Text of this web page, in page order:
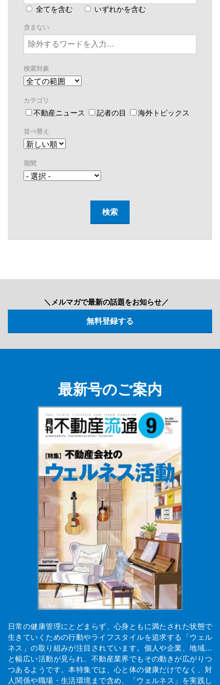
全てを含む いずれかを含む
含まない
検索対象
カテゴリ
不動産ニュース 記者の目 海外トピックス
並べ替え
期間
＼メルマガで最新の話題をお知らせ／
最新号のご案内
日常の健康管理にとどまらず、心身ともに満たされた状態で
生きていくための行動やライフスタイルを追求する「ウェル
ネス」の取り組みが注目されています。個人や企業、地域…
と幅広い活動が見られ、不動産業界でもその動きが広がりつ
つあるようです。本特集では、心と体の健康だけでなく、対
人関係や職場・生活環境まで含め、「ウェルネス」を実践し